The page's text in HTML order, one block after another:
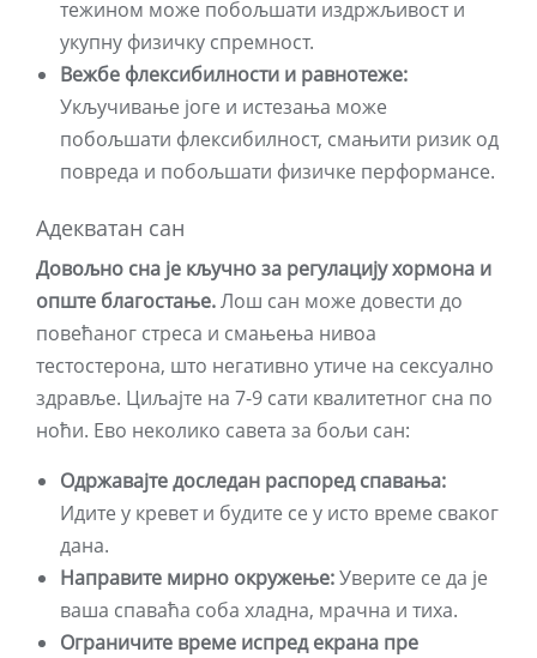
тежином може побољшати издржљивост и
укупну физичку спремност.
Вежбе флексибилности и равнотеже:
Укључивање јоге и истезања може
побољшати флексибилност, смањити ризик од
повреда и побољшати физичке перформансе.
Адекватан сан
Довољно сна је кључно за регулацију хормона и
опште благостање.Лош сан може довести до
повећаног стреса и смањења нивоа
тестостерона, што негативно утиче на сексуално
здравље. Циљајте на 7-9 сати квалитетног сна по
ноћи. Ево неколико савета за бољи сан:
Одржавајте доследан распоред спавања:
Идите у кревет и будите се у исто време сваког
дана.
Направите мирно окружење:Уверите се да је
ваша спаваћа соба хладна, мрачна и тиха.
Ограничите време испред екрана пре